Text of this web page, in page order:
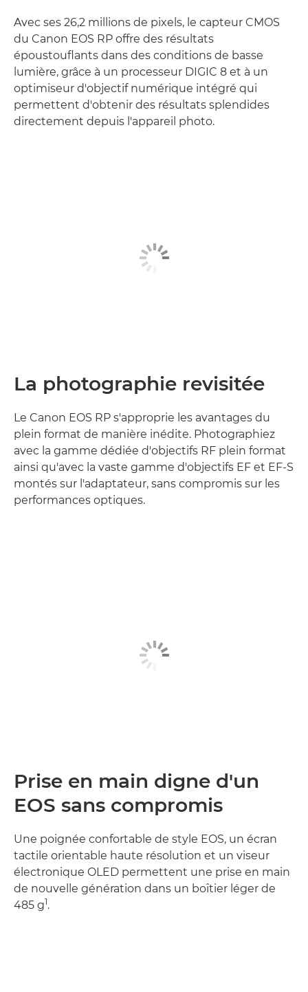
Avec ses 26,2 millions de pixels, le capteur CMOS
du Canon EOS RP offre des résultats
époustouflants dans des conditions de basse
lumière, grâce à un processeur DIGIC 8 et à un
optimiseur d'objectif numérique intégré qui
permettent d'obtenir des résultats splendides
directement depuis l'appareil photo.
La photographie revisitée
Le Canon EOS RP s'approprie les avantages du
plein format de manière inédite. Photographiez
avec la gamme dédiée d'objectifs RF plein format
ainsi qu'avec la vaste gamme d'objectifs EF et EF-S
montés sur l'adaptateur, sans compromis sur les
performances optiques.
Prise en main digne d'un
EOS sans compromis
Une poignée confortable de style EOS, un écran
tactile orientable haute résolution et un viseur
électronique OLED permettent une prise en main
de nouvelle génération dans un boîtier léger de
485 g1.